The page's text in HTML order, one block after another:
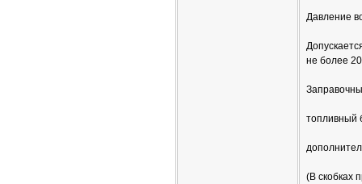
Давление
не более
топливный
(В скобках